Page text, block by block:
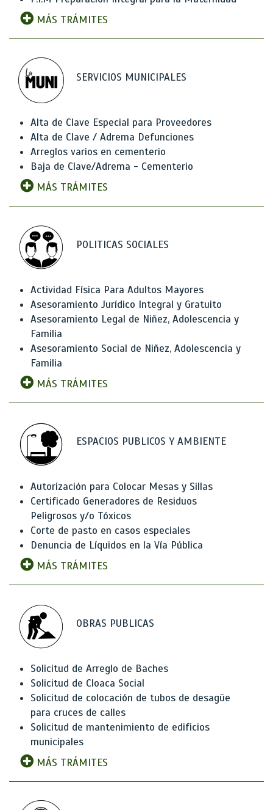
MÁS TRÁMITES
SERVICIOS MUNICIPALES
Alta de Clave Especial para Proveedores
Alta de Clave / Adrema Defunciones
Arreglos varios en cementerio
Baja de Clave/Adrema - Cementerio
MÁS TRÁMITES
POLITICAS SOCIALES
Actividad Física Para Adultos Mayores
Asesoramiento Jurídico Integral y Gratuito
Asesoramiento Legal de Niñez, Adolescencia y
Familia
Asesoramiento Social de Niñez, Adolescencia y
Familia
MÁS TRÁMITES
ESPACIOS PUBLICOS Y AMBIENTE
Autorización para Colocar Mesas y Sillas
Certificado Generadores de Residuos
Peligrosos y/o Tóxicos
Corte de pasto en casos especiales
Denuncia de Líquidos en la Vía Pública
MÁS TRÁMITES
OBRAS PUBLICAS
Solicitud de Arreglo de Baches
Solicitud de Cloaca Social
Solicitud de colocación de tubos de desagüe
para cruces de calles
Solicitud de mantenimiento de edificios
municipales
MÁS TRÁMITES